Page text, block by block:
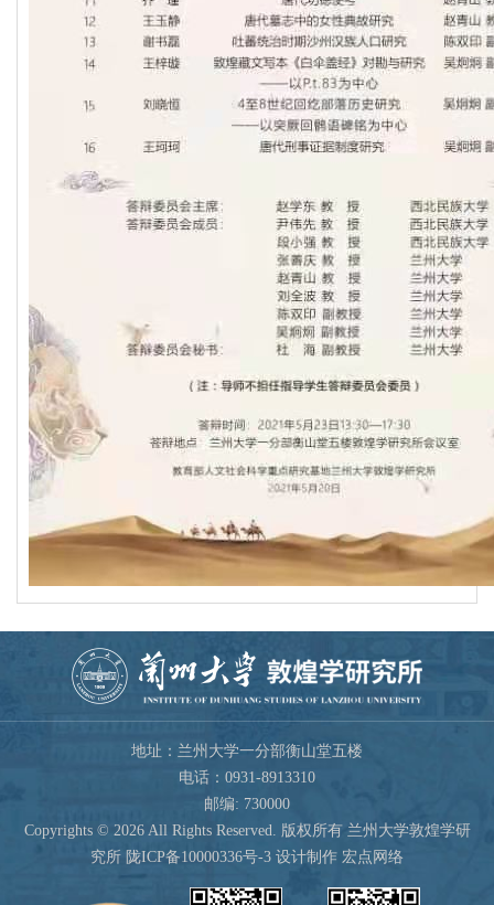
地址：兰州大学一分部衡山堂五楼
电话：0931-8913310
邮编: 730000
Copyrights © 2026 All Rights Reserved. 版权所有 兰州大学敦煌学研
究所 陇ICP备10000336号-3 设计制作 宏点网络